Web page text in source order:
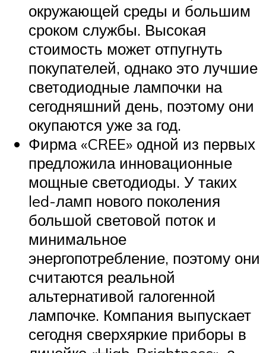
окружающей среды и большим
сроком службы. Высокая
стоимость может отпугнуть
покупателей, однако это лучшие
светодиодные лампочки на
сегодняшний день, поэтому они
окупаются уже за год.
Фирма «CREE» одной из первых
предложила инновационные
мощные светодиоды. У таких
led-ламп нового поколения
большой световой поток и
минимальное
энергопотребление, поэтому они
считаются реальной
альтернативой галогенной
лампочке. Компания выпускает
сегодня сверхяркие приборы в